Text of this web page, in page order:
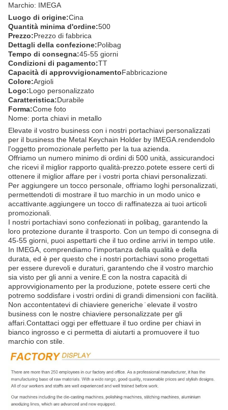
Marchio: IMEGA
Luogo di origine:Cina
Quantità minima d'ordine:500
Prezzo:Prezzo di fabbrica
Dettagli della confezione:Polibag
Tempo di consegna:45-55 giorni
Condizioni di pagamento:TT
Capacità di approvvigionamentoFabbricazione
Colore:Argioli
Logo:Logo personalizzato
Caratteristica:Durabile
Forma:Come foto
Nome: porta chiavi in metallo
Elevate il vostro business con i nostri portachiavi personalizzati
per il business the Metal Keychain Holder by IMEGA.rendendolo
l'oggetto promozionale perfetto per la tua azienda.
Offriamo un numero minimo di ordini di 500 unità, assicurandoci
che ricevi il miglior rapporto qualità-prezzo.potete essere certi di
ottenere il miglior affare per i vostri porta chiavi personalizzati.
Per aggiungere un tocco personale, offriamo loghi personalizzati,
permettendoti di mostrare il tuo marchio in un modo unico e
accattivante.aggiungere un tocco di raffinatezza ai tuoi articoli
promozionali.
I nostri portachiavi sono confezionati in polibag, garantendo la
loro protezione durante il trasporto. Con un tempo di consegna di
45-55 giorni, puoi aspettarti che il tuo ordine arrivi in tempo utile.
In IMEGA, comprendiamo l'importanza della qualità e della
durata, ed è per questo che i nostri portachiavi sono progettati
per essere durevoli e duraturi, garantendo che il vostro marchio
sia visto per gli anni a venire.E con la nostra capacità di
approvvigionamento per la produzione, potete essere certi che
potremo soddisfare i vostri ordini di grandi dimensioni con facilità.
Non accontentatevi di chiaviere generiche ̇ elevate il vostro
business con le nostre chiaviere personalizzate per gli
affari.Contattaci oggi per effettuare il tuo ordine per chiavi in
bianco ingrosso e ci permetta di aiutarti a promuovere il tuo
marchio con stile.